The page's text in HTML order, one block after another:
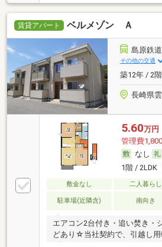
賃貸アパート ベルメゾン Ａ
島原鉄
その他の交通
築12年 / 2
長崎県
5.60万円
管理費
なし
1階 / 2LDK
敷金なし 二人暮らし
駐車場(近隣含) 南向き
エアコン2台付き・追い焚き・
どあり☆当社契約で、引越し用